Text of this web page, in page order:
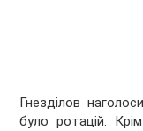
Гнезділов
було ротацій.